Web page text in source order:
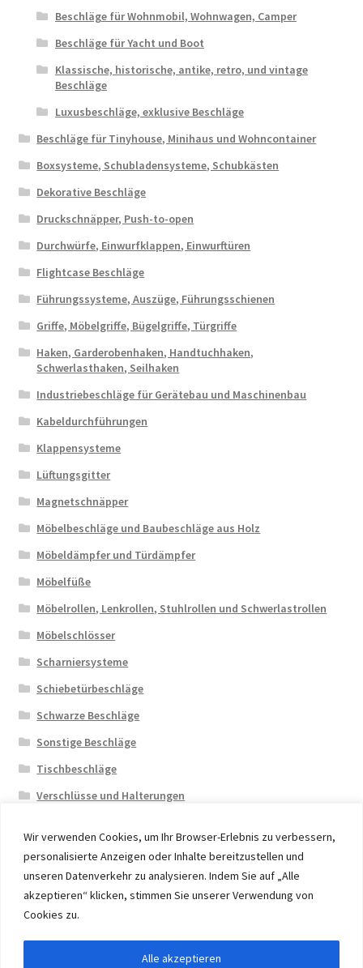
Wir verwenden Cookies, um Ihr Browser-Erlebnis zu verbessern,
personalisierte Anzeigen oder Inhalte bereitzustellen und
unseren Datenverkehr zu analysieren. Indem Sie auf „Alle
akzeptieren“ klicken, stimmen Sie unserer Verwendung von
Cookies zu.
Alle akzeptieren
Beschläge für Wohnmobil, Wohnwagen, Camper
Beschläge für Yacht und Boot
Klassische, historische, antike, retro, und vintage
Beschläge
Luxusbeschläge, exklusive Beschläge
Beschläge für Tinyhouse, Minihaus und Wohncontainer
Boxsysteme, Schubladensysteme, Schubkästen
Dekorative Beschläge
Druckschnäpper, Push-to-open
Durchwürfe, Einwurfklappen, Einwurftüren
Flightcase Beschläge
Führungssysteme, Auszüge, Führungsschienen
Griffe, Möbelgriffe, Bügelgriffe, Türgriffe
Haken, Garderobenhaken, Handtuchhaken,
Schwerlasthaken, Seilhaken
Industriebeschläge für Gerätebau und Maschinenbau
Kabeldurchführungen
Klappensysteme
Lüftungsgitter
Magnetschnäpper
Möbelbeschläge und Baubeschläge aus Holz
Möbeldämpfer und Türdämpfer
Möbelfüße
Möbelrollen, Lenkrollen, Stuhlrollen und Schwerlastrollen
Möbelschlösser
Scharniersysteme
Schiebetürbeschläge
Schwarze Beschläge
Sonstige Beschläge
Tischbeschläge
Verschlüsse und Halterungen
© 2026 Eruon Trade UG, Germany, member of the ERUON